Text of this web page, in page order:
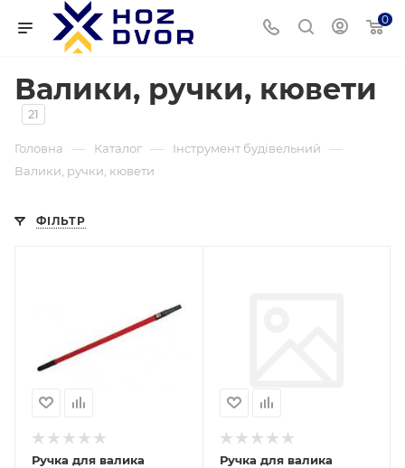
0
Валики, ручки, кювети
21
Головна — Каталог — Інструмент будівельний —
Валики, ручки, кювети
ФІЛЬТР
Ручка для валика
Ручка для валика